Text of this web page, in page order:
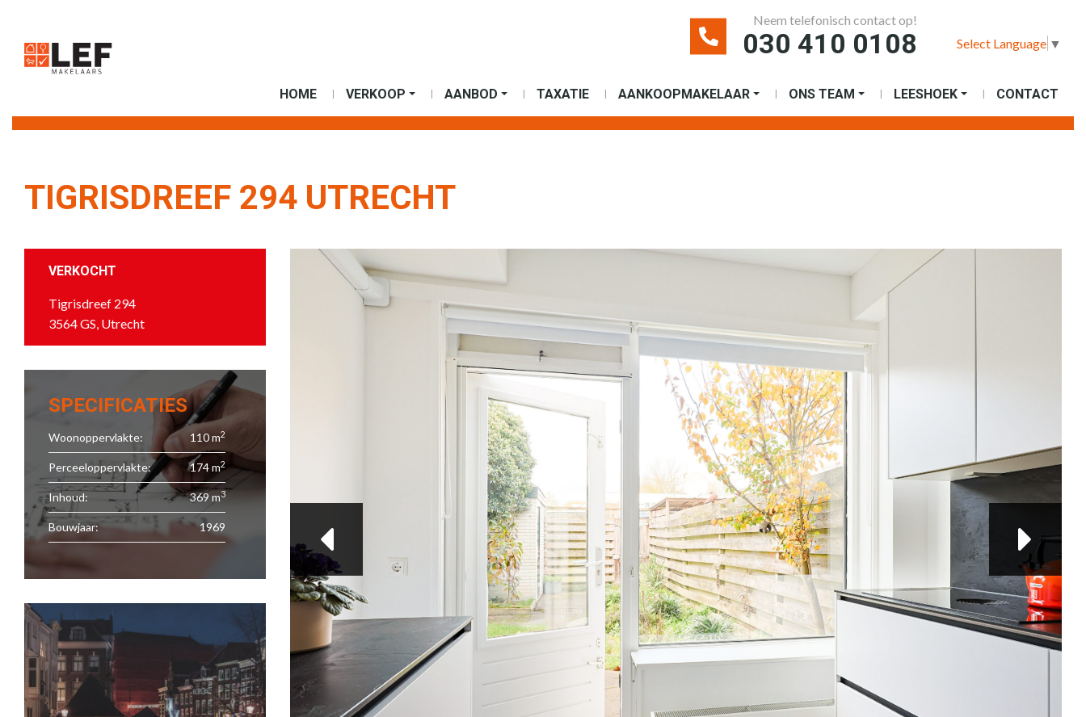
Neem telefonisch contact op!
030 410 0108 Select Language ▼
HOME VERKOOP AANBOD TAXATIE AANKOOPMAKELAAR ONS TEAM LEESHOEK CONTACT
TIGRISDREEF 294 UTRECHT
VERKOCHT
Tigrisdreef 294
3564 GS, Utrecht
SPECIFICATIES
Woonoppervlakte: 110 m2
Perceeloppervlakte: 174 m2
Inhoud: 369 m3
Bouwjaar: 1969